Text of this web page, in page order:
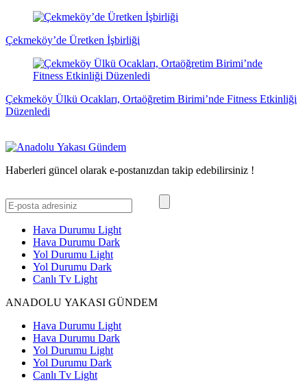
Çekmeköy’de Üretken İşbirliği
Çekmeköy Ülkü Ocakları, Ortaöğretim Birimi’nde Fitness Etkinliği
Düzenledi
Haberleri güncel olarak e-postanızdan takip edebilirsiniz !
Hava Durumu Light
Hava Durumu Dark
Yol Durumu Light
Yol Durumu Dark
Canlı Tv Light
ANADOLU YAKASI GÜNDEM
Hava Durumu Light
Hava Durumu Dark
Yol Durumu Light
Yol Durumu Dark
Canlı Tv Light